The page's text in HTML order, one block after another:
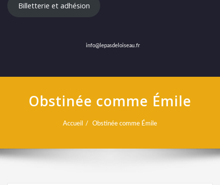
Billetterie et adhésion
info@lepasdeloiseau.fr
Obstinée comme Émile
Accueil Obstinée comme Émile